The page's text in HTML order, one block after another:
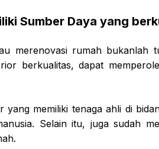
Sumber Daya yang
merenovasi rumah bukanlah
berkualitas, dapat
yang memiliki tenaga ahli di
Selain itu, juga sudah